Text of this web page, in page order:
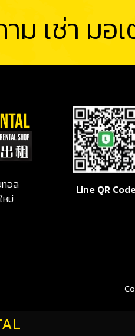
ม เช่า มอ
ทอล
หม่
Line QR